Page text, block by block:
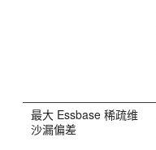
最大 Essbase 稀疏维
沙漏偏差